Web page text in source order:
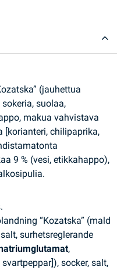
(jauhettua
suolaa,
makua vahvistava
[korianteri, chilipaprika,
9 % (vesi, etikkahappo),
“Kozatska” (mald
surhetsreglerande
,
socker, salt,